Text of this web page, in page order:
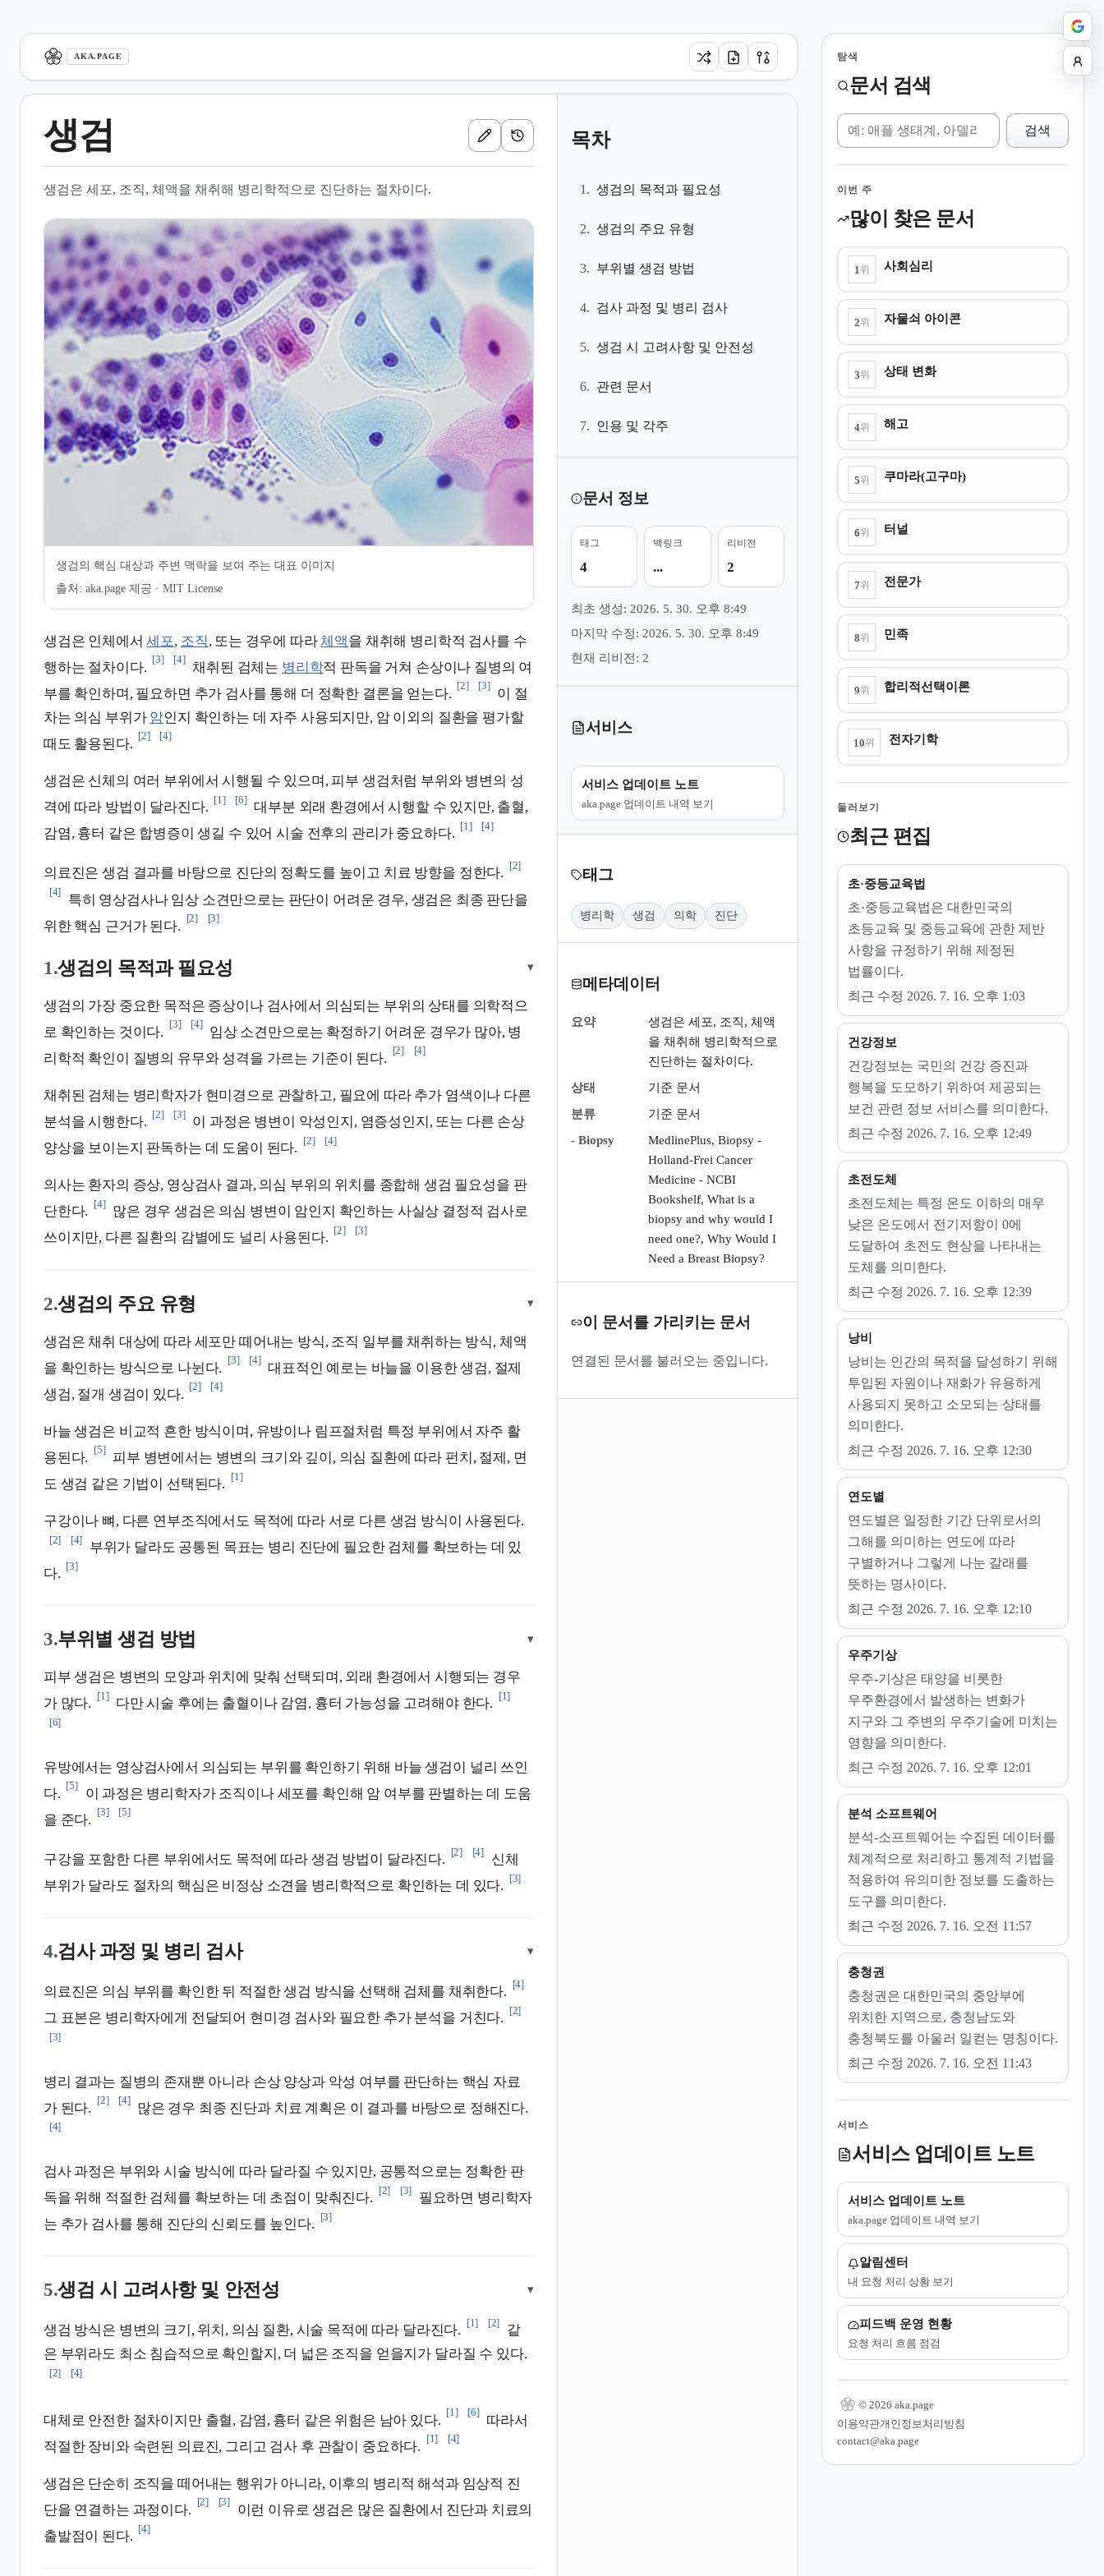
AKA.PAGE
생검
생검은 세포, 조직, 체액을 채취해 병리학적으로 진단하는 절차이다.
생검의 핵심 대상과 주변 맥락을 보여 주는 대표 이미지
출처: aka.page 제공 · MIT License
생검은 인체에서세포, 조직, 또는 경우에 따라 체액을 채취해 병리학적 검사를 수
행하는 절차이다.
[3] [4]
채취된 검체는 병리학적 판독을 거쳐 손상이나 질병의 여
부를 확인하며, 필요하면 추가 검사를 통해 더 정확한 결론을 얻는다.
[2] [3]
이 절
차는 의심 부위가 암인지 확인하는 데 자주 사용되지만, 암 이외의 질환을 평가할
때도 활용된다.
[2] [4]
생검은 신체의 여러 부위에서 시행될 수 있으며, 피부 생검처럼 부위와 병변의 성
격에 따라 방법이 달라진다.
[1] [6]
대부분 외래 환경에서 시행할 수 있지만, 출혈,
감염, 흉터 같은 합병증이 생길 수 있어 시술 전후의 관리가 중요하다.
[1] [4]
의료진은 생검 결과를 바탕으로 진단의 정확도를 높이고 치료 방향을 정한다.
[2]
[4]
특히 영상검사나 임상 소견만으로는 판단이 어려운 경우, 생검은 최종 판단을
위한 핵심 근거가 된다.
[2] [3]
1.생검의 목적과 필요성 ▾
생검의 가장 중요한 목적은 증상이나 검사에서 의심되는 부위의 상태를 의학적으
로 확인하는 것이다.
[3] [4]
임상 소견만으로는 확정하기 어려운 경우가 많아, 병
리학적 확인이 질병의 유무와 성격을 가르는 기준이 된다.
[2] [4]
채취된 검체는 병리학자가 현미경으로 관찰하고, 필요에 따라 추가 염색이나 다른
분석을 시행한다.
[2] [3]
이 과정은 병변이 악성인지, 염증성인지, 또는 다른 손상
양상을 보이는지 판독하는 데 도움이 된다.
[2] [4]
의사는 환자의 증상, 영상검사 결과, 의심 부위의 위치를 종합해 생검 필요성을 판
단한다.
[4]
많은 경우 생검은 의심 병변이 암인지 확인하는 사실상 결정적 검사로
쓰이지만, 다른 질환의 감별에도 널리 사용된다.
[2] [3]
2.생검의 주요 유형 ▾
생검은 채취 대상에 따라 세포만 떼어내는 방식, 조직 일부를 채취하는 방식, 체액
을 확인하는 방식으로 나뉜다.
[3] [4]
대표적인 예로는 바늘을 이용한 생검, 절제
생검, 절개 생검이 있다.
[2] [4]
바늘 생검은 비교적 흔한 방식이며, 유방이나 림프절처럼 특정 부위에서 자주 활
용된다.
[5]
피부 병변에서는 병변의 크기와 깊이, 의심 질환에 따라 펀치, 절제, 면
도 생검 같은 기법이 선택된다.
[1]
구강이나 뼈, 다른 연부조직에서도 목적에 따라 서로 다른 생검 방식이 사용된다.
[2] [4]
부위가 달라도 공통된 목표는 병리 진단에 필요한 검체를 확보하는 데 있
다.
[3]
3.부위별 생검 방법 ▾
피부 생검은 병변의 모양과 위치에 맞춰 선택되며, 외래 환경에서 시행되는 경우
가 많다.
[1]
다만 시술 후에는 출혈이나 감염, 흉터 가능성을 고려해야 한다.
[1]
[6]
유방에서는 영상검사에서 의심되는 부위를 확인하기 위해 바늘 생검이 널리 쓰인
다.
[5]
이 과정은 병리학자가 조직이나 세포를 확인해 암 여부를 판별하는 데 도움
을 준다.
[3] [5]
구강을 포함한 다른 부위에서도 목적에 따라 생검 방법이 달라진다.
[2] [4]
신체
부위가 달라도 절차의 핵심은 비정상 소견을 병리학적으로 확인하는 데 있다.
[3]
4.검사 과정 및 병리 검사 ▾
의료진은 의심 부위를 확인한 뒤 적절한 생검 방식을 선택해 검체를 채취한다.
[4]
그 표본은 병리학자에게 전달되어 현미경 검사와 필요한 추가 분석을 거친다.
[2]
[3]
병리 결과는 질병의 존재뿐 아니라 손상 양상과 악성 여부를 판단하는 핵심 자료
가 된다.
[2] [4]
많은 경우 최종 진단과 치료 계획은 이 결과를 바탕으로 정해진다.
[4]
검사 과정은 부위와 시술 방식에 따라 달라질 수 있지만, 공통적으로는 정확한 판
독을 위해 적절한 검체를 확보하는 데 초점이 맞춰진다.
[2] [3]
필요하면 병리학자
는 추가 검사를 통해 진단의 신뢰도를 높인다.
[3]
5.생검 시 고려사항 및 안전성 ▾
생검 방식은 병변의 크기, 위치, 의심 질환, 시술 목적에 따라 달라진다.
[1] [2]
같
은 부위라도 최소 침습적으로 확인할지, 더 넓은 조직을 얻을지가 달라질 수 있다.
[2] [4]
대체로 안전한 절차이지만 출혈, 감염, 흉터 같은 위험은 남아 있다.
[1] [6]
따라서
적절한 장비와 숙련된 의료진, 그리고 검사 후 관찰이 중요하다.
[1] [4]
생검은 단순히 조직을 떼어내는 행위가 아니라, 이후의 병리적 해석과 임상적 진
단을 연결하는 과정이다.
[2] [3]
이런 이유로 생검은 많은 질환에서 진단과 치료의
출발점이 된다.
[4]
목차
1. 생검의 목적과 필요성
2. 생검의 주요 유형
3. 부위별 생검 방법
4. 검사 과정 및 병리 검사
5. 생검 시 고려사항 및 안전성
6. 관련 문서
7. 인용 및 각주
문서 정보
태그
4
백링크
...
리비전
2
최초 생성: 2026. 5. 30. 오후 8:49
마지막 수정: 2026. 5. 30. 오후 8:49
현재 리비전: 2
서비스
서비스 업데이트 노트
aka.page 업데이트 내역 보기
태그
병리학 생검 의학 진단
메타데이터
요약
생검은 세포, 조직, 체액
을 채취해 병리학적으로
진단하는 절차이다.
상태
기준 문서
분류
기준 문서
- Biopsy
MedlinePlus, Biopsy -
Holland-Frei Cancer
Medicine - NCBI
Bookshelf, What is a
biopsy and why would I
need one?, Why Would I
Need a Breast Biopsy?
이 문서를 가리키는 문서
연결된 문서를 불러오는 중입니다.
생검의 목적과 필요성
부위별 생검 방법
검사 과정 및 병리 검사
생검 시 고려사항 및 안전성
인용 및 각주
탐색
문서 검색
위키 검색
검색
이번 주
많이 찾은 문서
1 위 사회심리
2위 자물쇠 아이콘
3위 상태 변화
4위 해고
5위 쿠마라(고구마)
6위 터널
7위 전문가
8위 민족
9위 합리적선택이론
10위 전자기학
둘러보기
최근 편집
초·중등교육법
초·중등교육법은 대한민국의
초등교육 및 중등교육에 관한 제반
사항을 규정하기 위해 제정된
법률이다.
최근 수정 2026. 7. 16. 오후 1:03
건강정보
건강정보는 국민의 건강 증진과
행복을 도모하기 위하여 제공되는
보건 관련 정보 서비스를 의미한다.
최근 수정 2026. 7. 16. 오후 12:49
초전도체
초전도체는 특정 온도 이하의 매우
낮은 온도에서 전기저항이 0에
도달하여 초전도 현상을 나타내는
도체를 의미한다.
최근 수정 2026. 7. 16. 오후 12:39
낭비
낭비는 인간의 목적을 달성하기 위해
투입된 자원이나 재화가 유용하게
사용되지 못하고 소모되는 상태를
의미한다.
최근 수정 2026. 7. 16. 오후 12:30
연도별
연도별은 일정한 기간 단위로서의
그해를 의미하는 연도에 따라
구별하거나 그렇게 나눈 갈래를
뜻하는 명사이다.
최근 수정 2026. 7. 16. 오후 12:10
우주기상
우주-기상은 태양을 비롯한
우주환경에서 발생하는 변화가
지구와 그 주변의 우주기술에 미치는
영향을 의미한다.
최근 수정 2026. 7. 16. 오후 12:01
분석 소프트웨어
분석-소프트웨어는 수집된 데이터를
체계적으로 처리하고 통계적 기법을
적용하여 유의미한 정보를 도출하는
도구를 의미한다.
최근 수정 2026. 7. 16. 오전 11:57
충청권
충청권은 대한민국의 중앙부에
위치한 지역으로, 충청남도와
충청북도를 아울러 일컫는 명칭이다.
최근 수정 2026. 7. 16. 오전 11:43
서비스
서비스 업데이트 노트
서비스 업데이트 노트
aka.page 업데이트 내역 보기
알림센터
내 요청 처리 상황 보기
피드백 운영 현황
요청 처리 흐름 점검
© 2026 aka.page
이용약관개인정보처리방침
contact@aka.page